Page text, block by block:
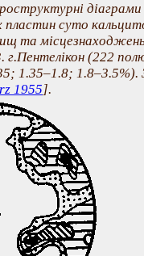
діаграми
пластин суто
та
г.Пентелікон (222
1.35–1.8; 1.8–3.5%).
1955].